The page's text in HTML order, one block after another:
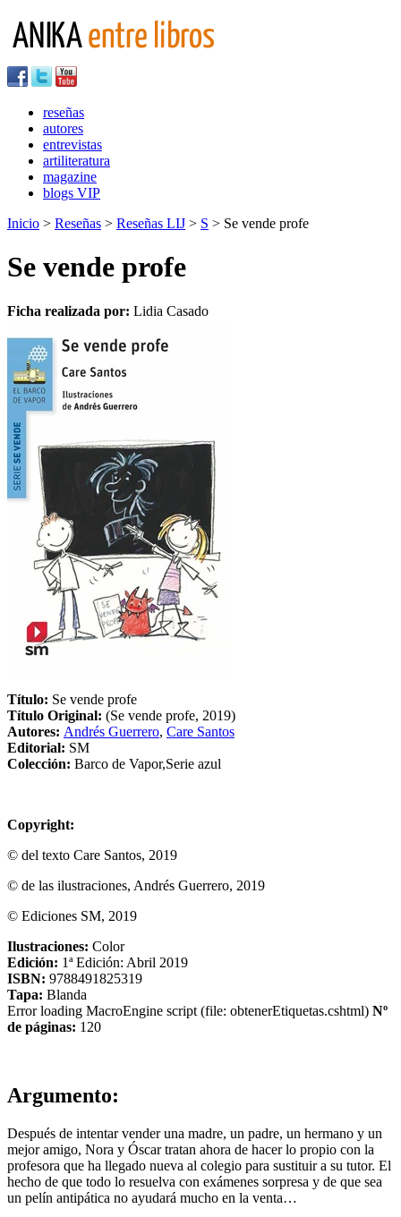
reseñas
autores
entrevistas
artiliteratura
magazine
blogs VIP
Inicio > Reseñas > Reseñas LIJ > S > Se vende profe
Se vende profe
Ficha realizada por: Lidia Casado
Título: Se vende profe
Título Original: (Se vende profe, 2019)
Autores: Andrés Guerrero, Care Santos
Editorial: SM
Colección: Barco de Vapor,Serie azul
Copyright:
© del texto Care Santos, 2019
© de las ilustraciones, Andrés Guerrero, 2019
© Ediciones SM, 2019
Ilustraciones: Color
Edición: 1ª Edición: Abril 2019
ISBN: 9788491825319
Tapa: Blanda
Error loading MacroEngine script (file: obtenerEtiquetas.cshtml) Nº
de páginas: 120
Argumento:
Después de intentar vender una madre, un padre, un hermano y un
mejor amigo, Nora y Óscar tratan ahora de hacer lo propio con la
profesora que ha llegado nueva al colegio para sustituir a su tutor. El
hecho de que todo lo resuelva con exámenes sorpresa y de que sea
un pelín antipática no ayudará mucho en la venta…